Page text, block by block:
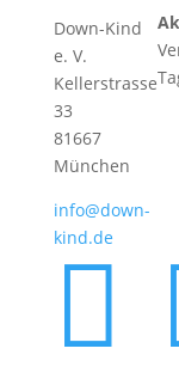
Down-Kind
e. V.
Kellerstrasse
33
81667
München
info@down-
kind.de
